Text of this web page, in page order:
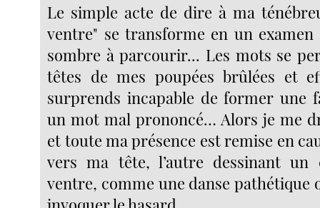
Le simple acte de dire à ma
ventre" se transforme en un
sombre à parcourir... Les mots se
têtes de mes poupées brûlées et
surprends incapable de former une
un mot mal prononcé… Alors je me
et toute ma présence est remise en
vers ma tête, l’autre dessinant
ventre, comme une danse